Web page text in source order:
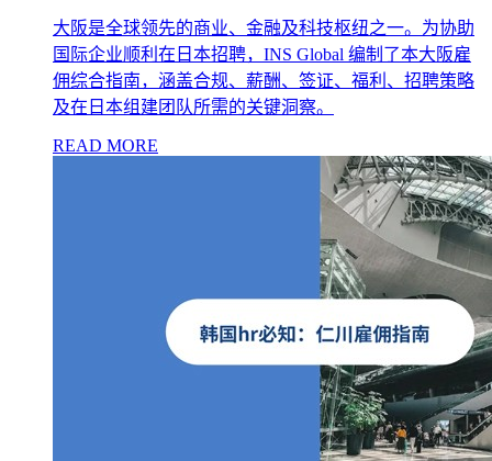
大阪是全球领先的商业、金融及科技枢纽之一。为协助
国际企业顺利在日本招聘，INS Global 编制了本大阪雇
佣综合指南，涵盖合规、薪酬、签证、福利、招聘策略
及在日本组建团队所需的关键洞察。
READ MORE